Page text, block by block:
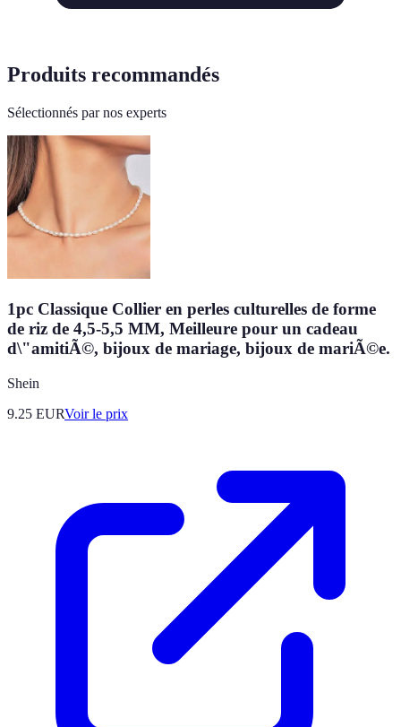
Produits recommandés
Sélectionnés par nos experts
1pc Classique Collier en perles culturelles de forme
de riz de 4,5-5,5 MM, Meilleure pour un cadeau
d\"amitiÃ©, bijoux de mariage, bijoux de mariÃ©e.
Shein
9.25 EURVoir le prix